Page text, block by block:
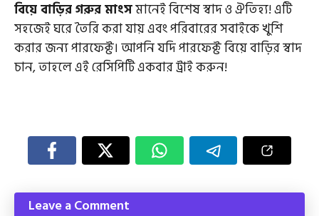
বিয়ে বাড়ির গরুর মাংসমানেই বিশেষ স্বাদ ও ঐতিহ্য! এটি
সহজেই ঘরে তৈরি করা যায় এবং পরিবারের সবাইকে খুশি
করার জন্য পারফেক্ট। আপনি যদি পারফেক্ট বিয়ে বাড়ির স্বাদ
চান, তাহলে এই রেসিপিটি একবার ট্রাই করুন!
Leave a Comment